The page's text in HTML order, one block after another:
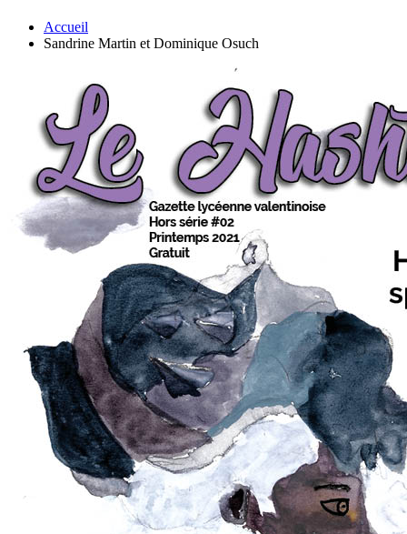
Accueil
Sandrine Martin et Dominique Osuch